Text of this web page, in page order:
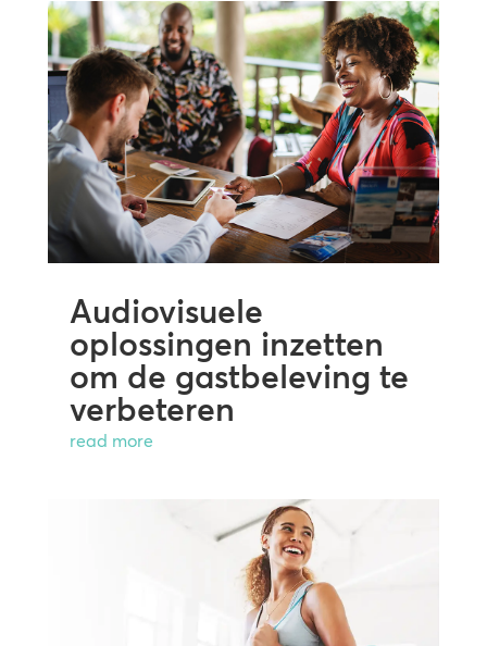
Audiovisuele
oplossingen inzetten
om de gastbeleving te
verbeteren
read more